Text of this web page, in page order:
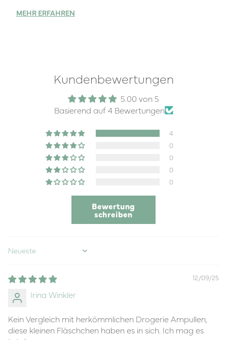
MEHR ERFAHREN
Kundenbewertungen
5.00 von 5
Basierend auf 4 Bewertungen
4
0
0
0
0
Bewertung
schreiben
Sort by
12/09/25
Irina Winkler
Kein Vergleich mit herkömmlichen Drogerie Ampullen,
diese kleinen Fläschchen haben es in sich. Ich mag es